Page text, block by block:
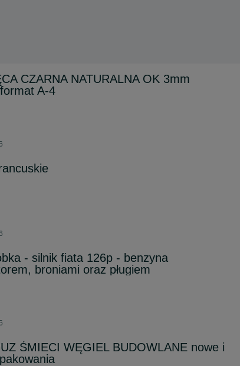
CZARNA NATURALNA OK 3mm
A-4
- silnik fiata 126p - benzyna
broniami oraz pługiem
ŚMIECI WĘGIEL BUDOWLANE nowe i